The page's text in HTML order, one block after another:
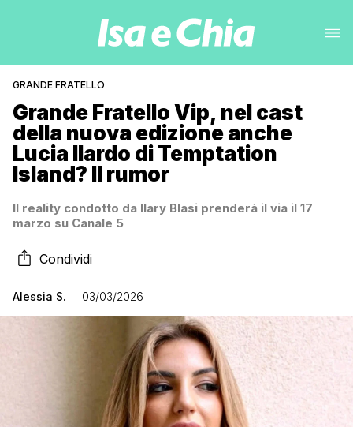
GRANDE FRATELLO
Grande Fratello Vip, nel cast
della nuova edizione anche
Lucia Ilardo di Temptation
Island? Il rumor
Il reality condotto da Ilary Blasi prenderà il via il 17
marzo su Canale 5
Condividi
Alessia S. 03/03/2026